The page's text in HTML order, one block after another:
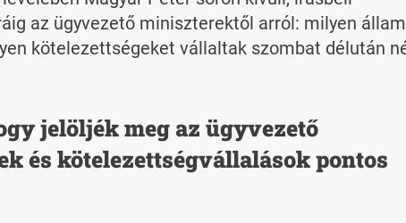
az ügyvezető miniszterektől arról: milyen
kötelezettségeket vállaltak szombat délután
jelöljék meg az ügyvezető
és kötelezettségvállalások pontos